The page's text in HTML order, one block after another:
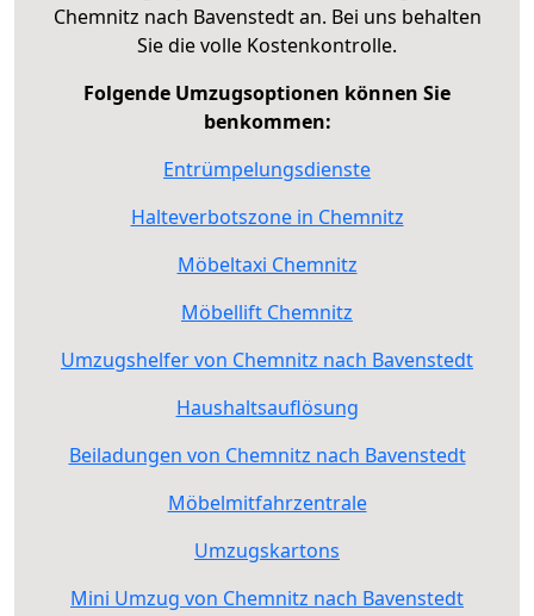
Chemnitz nach Bavenstedt an. Bei uns behalten
Sie die volle Kostenkontrolle.
Folgende Umzugsoptionen können Sie
benkommen:
Entrümpelungsdienste
Halteverbotszone in Chemnitz
Möbeltaxi Chemnitz
Möbellift Chemnitz
Umzugshelfer von Chemnitz nach Bavenstedt
Haushaltsauflösung
Beiladungen von Chemnitz nach Bavenstedt
Möbelmitfahrzentrale
Umzugskartons
Mini Umzug von Chemnitz nach Bavenstedt